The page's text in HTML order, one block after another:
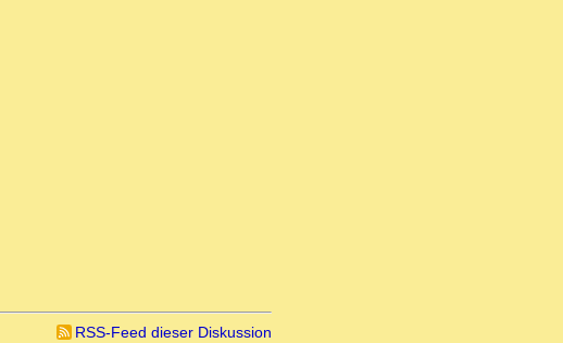
RSS-Feed dieser Diskussion